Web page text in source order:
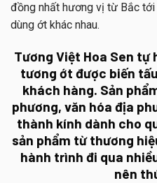
đồng nhất hương vị từ Bắc
dùng ớt khác nhau.
Tương Việt Hoa Sen tự
tương ớt được biến
khách hàng. Sản
phương, văn hóa địa
thành kính dành cho
sản phẩm từ thương
hành trình đi qua
nên